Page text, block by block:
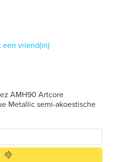
vriend(in)
AMH90 Artcore
Metallic semi-akoestische